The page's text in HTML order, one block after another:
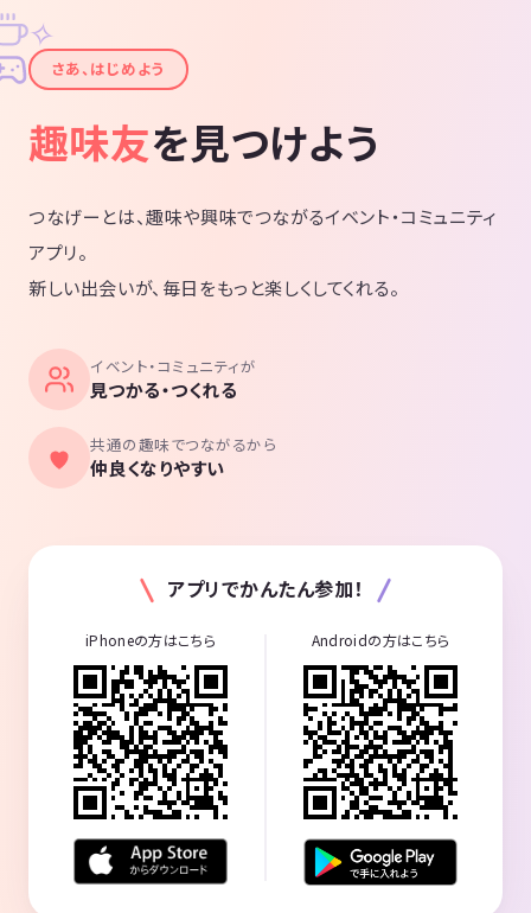
✦
✧
さあ、はじめよう
趣味友を見つけよう
つなげーとは、趣味や興味でつながるイベント・コミュニティ
アプリ。
新しい出会いが、毎日をもっと楽しくしてくれる。
イベント・コミュニティが
見つかる・つくれる
共通の趣味でつながるから
仲良くなりやすい
アプリでかんたん参加！
iPhoneの方はこちら Androidの方はこちら